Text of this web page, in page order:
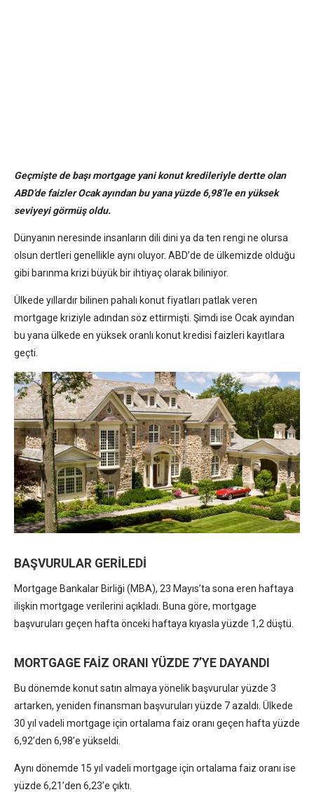
Geçmişte de başı mortgage yani konut kredileriyle dertte olan
ABD’de faizler Ocak ayından bu yana yüzde 6,98’le en yüksek
seviyeyi görmüş oldu.
Dünyanın neresinde insanların dili dini ya da ten rengi ne olursa
olsun dertleri genellikle aynı oluyor. ABD’de de ülkemizde olduğu
gibi barınma krizi büyük bir ihtiyaç olarak biliniyor.
Ülkede yıllardır bilinen pahalı konut fiyatları patlak veren
mortgage kriziyle adından söz ettirmişti. Şimdi ise Ocak ayından
bu yana ülkede en yüksek oranlı konut kredisi faizleri kayıtlara
geçti.
BAŞVURULAR GERİLEDİ
Mortgage Bankalar Birliği (MBA), 23 Mayıs’ta sona eren haftaya
ilişkin mortgage verilerini açıkladı. Buna göre, mortgage
başvuruları geçen hafta önceki haftaya kıyasla yüzde 1,2 düştü.
MORTGAGE FAİZ ORANI YÜZDE 7’YE DAYANDI
Bu dönemde konut satın almaya yönelik başvurular yüzde 3
artarken, yeniden finansman başvuruları yüzde 7 azaldı. Ülkede
30 yıl vadeli mortgage için ortalama faiz oranı geçen hafta yüzde
6,92’den 6,98’e yükseldi.
Aynı dönemde 15 yıl vadeli mortgage için ortalama faiz oranı ise
yüzde 6,21’den 6,23’e çıktı.